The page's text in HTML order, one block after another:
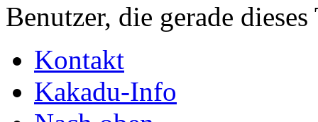
Benutzer, die gerade
Kontakt
Kakadu-Info